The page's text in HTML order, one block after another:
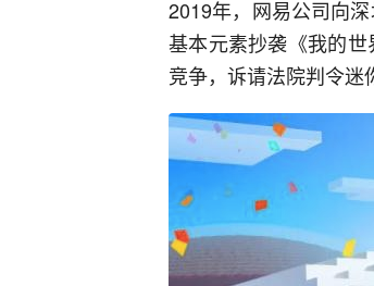
2019年，网易公司向
基本元素抄袭《我的
竞争，诉请法院判令迷